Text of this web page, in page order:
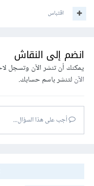
اقتباس
انضم إلى النقاش
يمكنك أن تنشر الآن وتسجل
الآنلتنشر باسم حسابك.
أجب على هذا السؤال...